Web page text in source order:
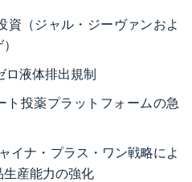
資（ジャル・ジーヴァンおよ
ロ液体排出規制
ト投薬プラットフォームの急
イナ・プラス・ワン戦略によ
生産能力の強化